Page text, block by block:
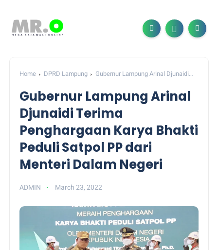
Home DPRD Lampung
Gubernur Lampung Arinal Djunaidi
Dalam Negeri
Gubernur Lampung Arinal
Djunaidi Terima
Penghargaan Karya Bhakti
Peduli Satpol PP dari
Menteri Dalam Negeri
ADMIN March 23, 2022